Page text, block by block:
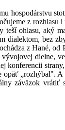
hospodárstvu
z
ohlasu, aký
bez
z Hané,
dielne,
konferencii
„rozhýbal".
záväzok